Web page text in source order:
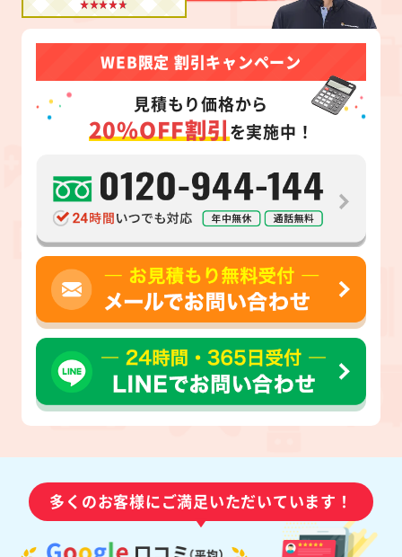
WEB限定 割引キャンペーン
見積もり価格から
20%OFF割引を実施中！
多くのお客様にご満足いただいています！